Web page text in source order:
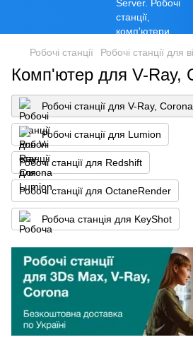
Робочі станції Робочі станції для
Комп'ютер для V-Ray,
Робочі станції для V-Ray, Corona
Робочі станції для Lumion
Робочі станції для Redshift
Робочі станції для OctaneRender
Робоча станція для KeyShot